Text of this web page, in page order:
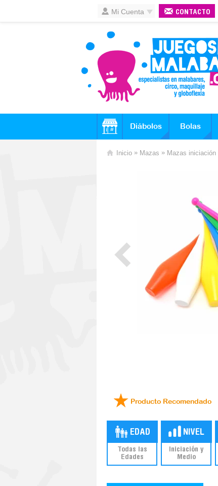
Mi Cuenta CONTACTO
Diábolos Bolas
Inicio » Mazas » Mazas iniciación
Producto Recomendado
Todas las
Edades
Iniciación y
Medio